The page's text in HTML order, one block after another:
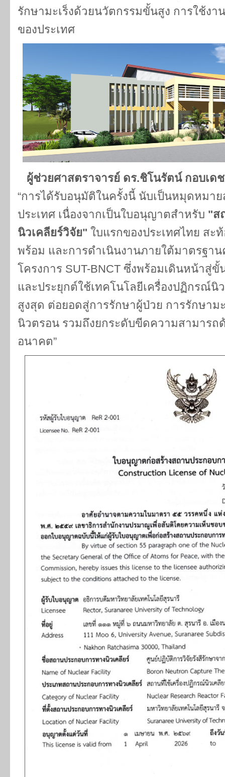
รักษามะเร็งด้วยนวัตกรรมขั้นสูง การใช้ง
ของประเทศ
ผู้ช่วยศาสตราจารย์ ดร.ชิโนรัตน์ กอบเด
“การได้รับอนุมัติในครั้งนี้ นับเป็นหมุดหมา
ประเทศ เนื่องจากเป็นใบอนุญาตสำหรับ "ส
นิวเคลียร์วิจัย" ใบแรกของประเทศไทย สะ
พร้อม และการดำเนินงานภายใต้มาตรฐา
โครงการ SUT-BNCT ซึ่งพร้อมเดินหน้าสู่
และประยุกต์ใช้เทคโนโลยีเครื่องปฏิกรณ์นิ
สูงสุด ต่อยอดสู่การรักษาผู้ป่วย การรักษาม
นิวตรอน รวมถึงยกระดับขีดความสามารถ
อนาคต”